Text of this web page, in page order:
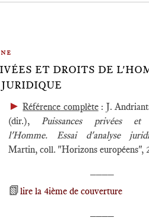
ET DROITS DE
► Référence complète: J.
(dir.),Puissances privées
l'Homme. Essai d'analyse
Martin, coll. "Horizons européens",
📗lire la 4ième de couverture